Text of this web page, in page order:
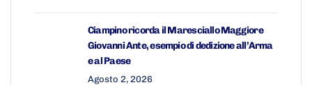
Ciampino ricorda il Maresciallo Maggiore
Giovanni Ante, esempio di dedizione all’Arma
e al Paese
Agosto 2, 2026